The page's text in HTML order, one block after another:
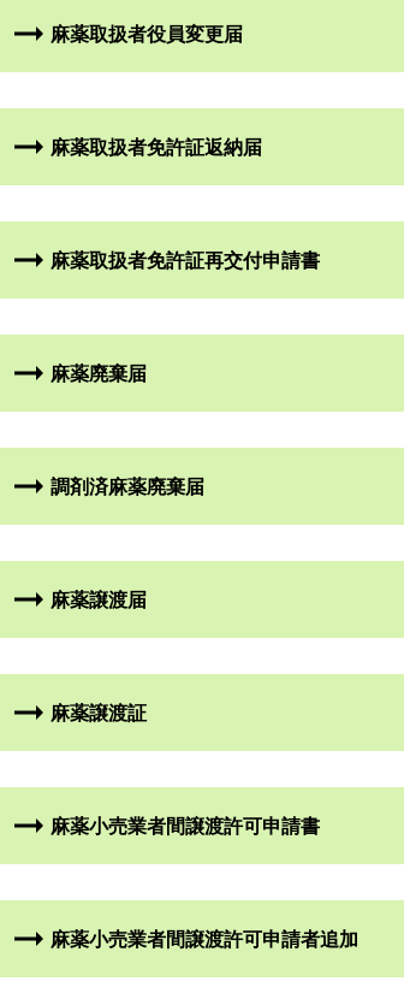
麻薬取扱者役員変更届
麻薬取扱者免許証返納届
麻薬取扱者免許証再交付申請書
麻薬廃棄届
調剤済麻薬廃棄届
麻薬譲渡届
麻薬譲渡証
麻薬小売業者間譲渡許可申請書
麻薬小売業者間譲渡許可申請者追加